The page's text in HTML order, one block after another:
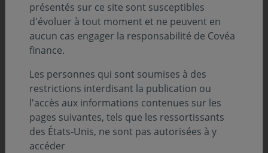
Durée de placement minimum conseillée :
5 ans
Zone d’investissement :
Devise :
EURO
Classification SFDR :
Art. 8
présentés sur ce site sont susceptibles
d'évoluer à tout moment et ne peuvent en
aucun cas engager la responsabilité de Covéa
finance.
Les personnes qui sont soumises à des
restrictions interdisant la publication ou
l'accès aux informations contenues sur les
pages suivantes, tels que les ressortissants
des États-Unis, ne sont pas autorisées à y
accéder